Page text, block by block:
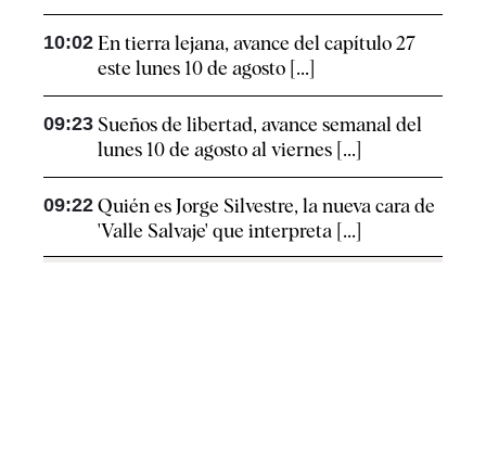
10:02 En tierra lejana, avance del capítulo 27
este lunes 10 de agosto [...]
09:23 Sueños de libertad, avance semanal del
lunes 10 de agosto al viernes [...]
09:22 Quién es Jorge Silvestre, la nueva cara de
'Valle Salvaje' que interpreta [...]